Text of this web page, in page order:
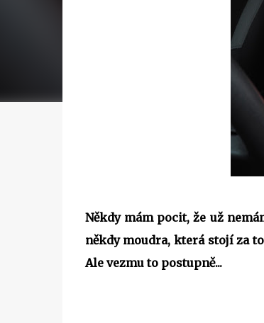
Někdy mám pocit, že už
někdy moudra, která stojí za
Ale vezmu to postupně...